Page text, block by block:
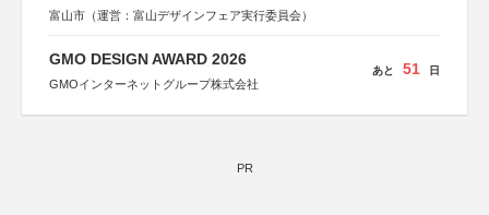
富山市（運営：富山デザインフェア実行委員会）
GMO DESIGN AWARD 2026
GMOインターネットグループ株式会社
あと 51 日
PR